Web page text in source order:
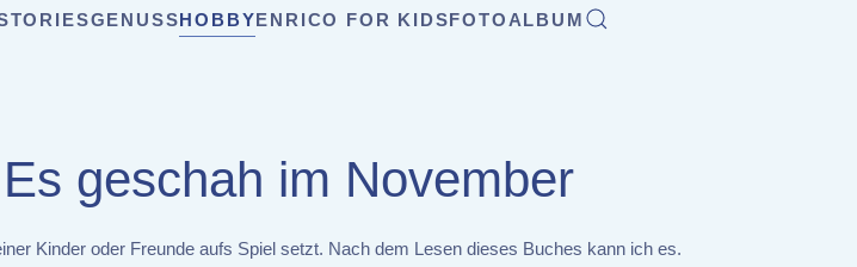
GENUSSHOBBYENRICO FOR KIDSFOTOALBUM
geschah im November
Kinder oder Freunde aufs Spiel setzt. Nach dem Lesen dieses Buches kann ich es.